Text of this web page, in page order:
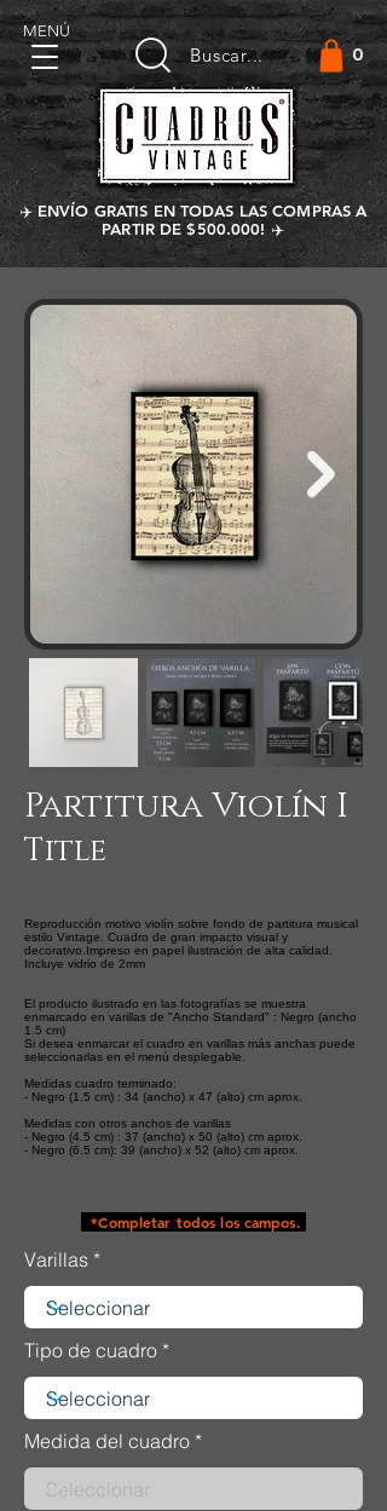
Buscar...
MENÚ
0
✈️ ENVÍO GRATIS EN TODAS LAS COMPRAS A
PARTIR DE $500.000! ✈️
Partitura Violín I
Title
Reproducción motivo violín sobre fondo de partitura musical
estilo Vintage. Cuadro de gran impacto visual y
decorativo.Impreso en papel ilustración de alta calidad.
Incluye vidrio de 2mm
El producto ilustrado en las fotografías se muestra
enmarcado en varillas de "Ancho Standard" : Negro (ancho
1.5 cm)
Si desea enmarcar el cuadro en varillas más anchas puede
seleccionarlas en el menú desplegable.
Medidas cuadro terminado:
- Negro (1.5 cm) : 34 (ancho) x 47 (alto) cm aprox.
Medidas con otros anchos de varillas
- Negro (4.5 cm) : 37 (ancho) x 50 (alto) cm aprox.
- Negro (6.5 cm): 39 (ancho) x 52 (alto) cm aprox.
*Completar todos los campos.
Varillas
Tipo de cuadro
Medida del cuadro